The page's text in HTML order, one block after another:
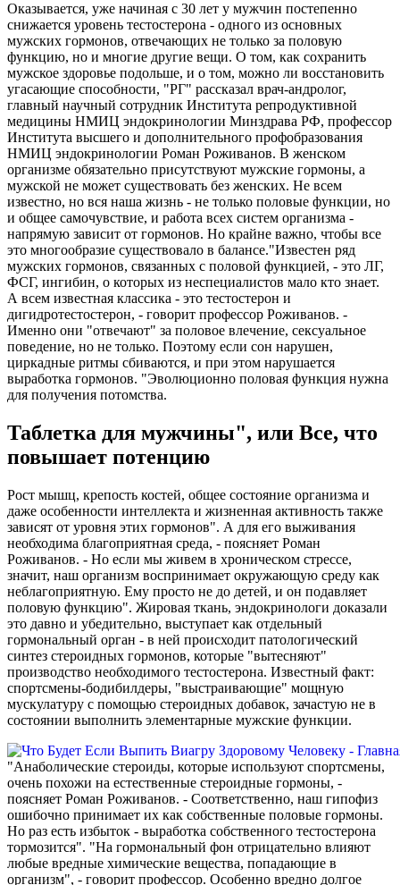
Оказывается, уже начиная с 30 лет у мужчин постепенно
снижается уровень тестостерона - одного из основных
мужских гормонов, отвечающих не только за половую
функцию, но и многие другие вещи. О том, как сохранить
мужское здоровье подольше, и о том, можно ли восстановить
угасающие способности, "РГ" рассказал врач-андролог,
главный научный сотрудник Института репродуктивной
медицины НМИЦ эндокринологии Минздрава РФ, профессор
Института высшего и дополнительного профобразования
НМИЦ эндокринологии Роман Роживанов. В женском
организме обязательно присутствуют мужские гормоны, а
мужской не может существовать без женских. Не всем
известно, но вся наша жизнь - не только половые функции, но
и общее самочувствие, и работа всех систем организма -
напрямую зависит от гормонов. Но крайне важно, чтобы все
это многообразие существовало в балансе."Известен ряд
мужских гормонов, связанных с половой функцией, - это ЛГ,
ФСГ, ингибин, о которых из неспециалистов мало кто знает.
А всем известная классика - это тестостерон и
дигидротестостерон, - говорит профессор Роживанов. -
Именно они "отвечают" за половое влечение, сексуальное
поведение, но не только. Поэтому если сон нарушен,
циркадные ритмы сбиваются, и при этом нарушается
выработка гормонов. "Эволюционно половая функция нужна
для получения потомства.
Таблетка для мужчины", или Все, что
повышает потенцию
Рост мышц, крепость костей, общее состояние организма и
даже особенности интеллекта и жизненная активность также
зависят от уровня этих гормонов". А для его выживания
необходима благоприятная среда, - поясняет Роман
Роживанов. - Но если мы живем в хроническом стрессе,
значит, наш организм воспринимает окружающую среду как
неблагоприятную. Ему просто не до детей, и он подавляет
половую функцию". Жировая ткань, эндокринологи доказали
это давно и убедительно, выступает как отдельный
гормональный орган - в ней происходит патологический
синтез стероидных гормонов, которые "вытесняют"
производство необходимого тестостерона. Известный факт:
спортсмены-бодибилдеры, "выстраивающие" мощную
мускулатуру с помощью стероидных добавок, зачастую не в
состоянии выполнить элементарные мужские функции.
"Анаболические стероиды, которые используют спортсмены,
очень похожи на естественные стероидные гормоны, -
поясняет Роман Роживанов. - Соответственно, наш гипофиз
ошибочно принимает их как собственные половые гормоны.
Но раз есть избыток - выработка собственного тестостерона
тормозится". "На гормональный фон отрицательно влияют
любые вредные химические вещества, попадающие в
организм", - говорит профессор. Особенно вредно долгое